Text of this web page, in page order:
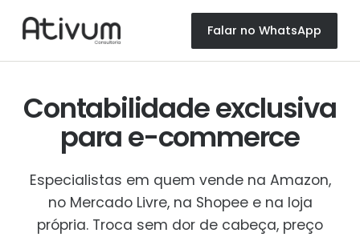
Falar no WhatsApp
Contabilidade exclusiva
parae-commerce
Especialistas em quem vende na Amazon,
no Mercado Livre, na Shopee e na loja
própria. Troca sem dor de cabeça, preço